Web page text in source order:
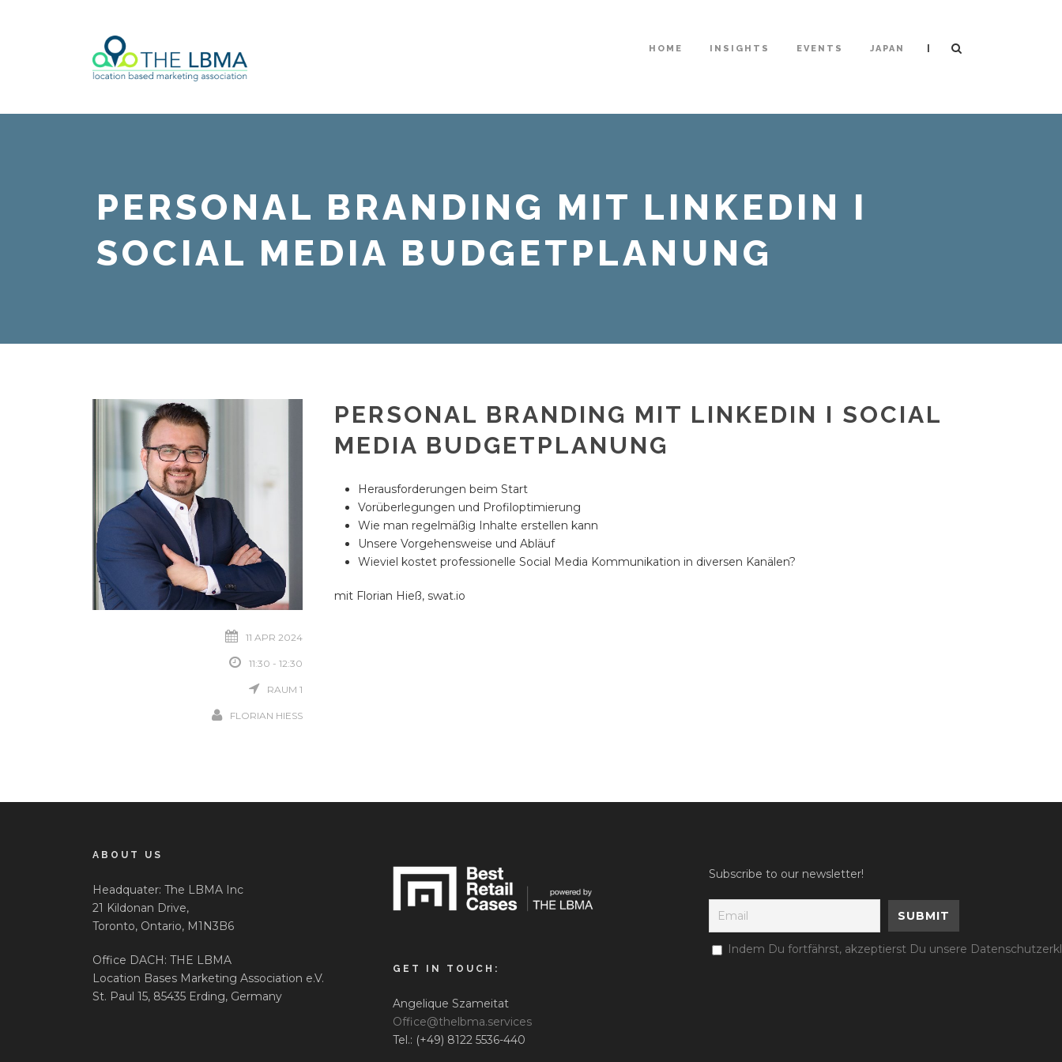
HOME INSIGHTS EVENTS JAPAN |
PERSONAL BRANDING MIT LINKEDIN I
SOCIAL MEDIA BUDGETPLANUNG
11 APR 2024
11:30 - 12:30
RAUM 1
FLORIAN HIESS
PERSONAL BRANDING MIT LINKEDIN I SOCIAL
MEDIA BUDGETPLANUNG
Herausforderungen beim Start
Vorüberlegungen und Profiloptimierung
Wie man regelmäßig Inhalte erstellen kann
Unsere Vorgehensweise und Abläuf
Wieviel kostet professionelle Social Media Kommunikation in diversen Kanälen?
mit Florian Hieß, swat.io
ABOUT US
Headquater: The LBMA Inc
21 Kildonan Drive,
Toronto, Ontario, M1N3B6
Office DACH: THE LBMA
Location Bases Marketing Association e.V.
St. Paul 15, 85435 Erding, Germany
GET IN TOUCH:
Angelique Szameitat
Office@thelbma.services
Tel.: (+49) 8122 5536-440
Subscribe to our newsletter!
Indem Du fortfährst, akzeptierst Du unsere